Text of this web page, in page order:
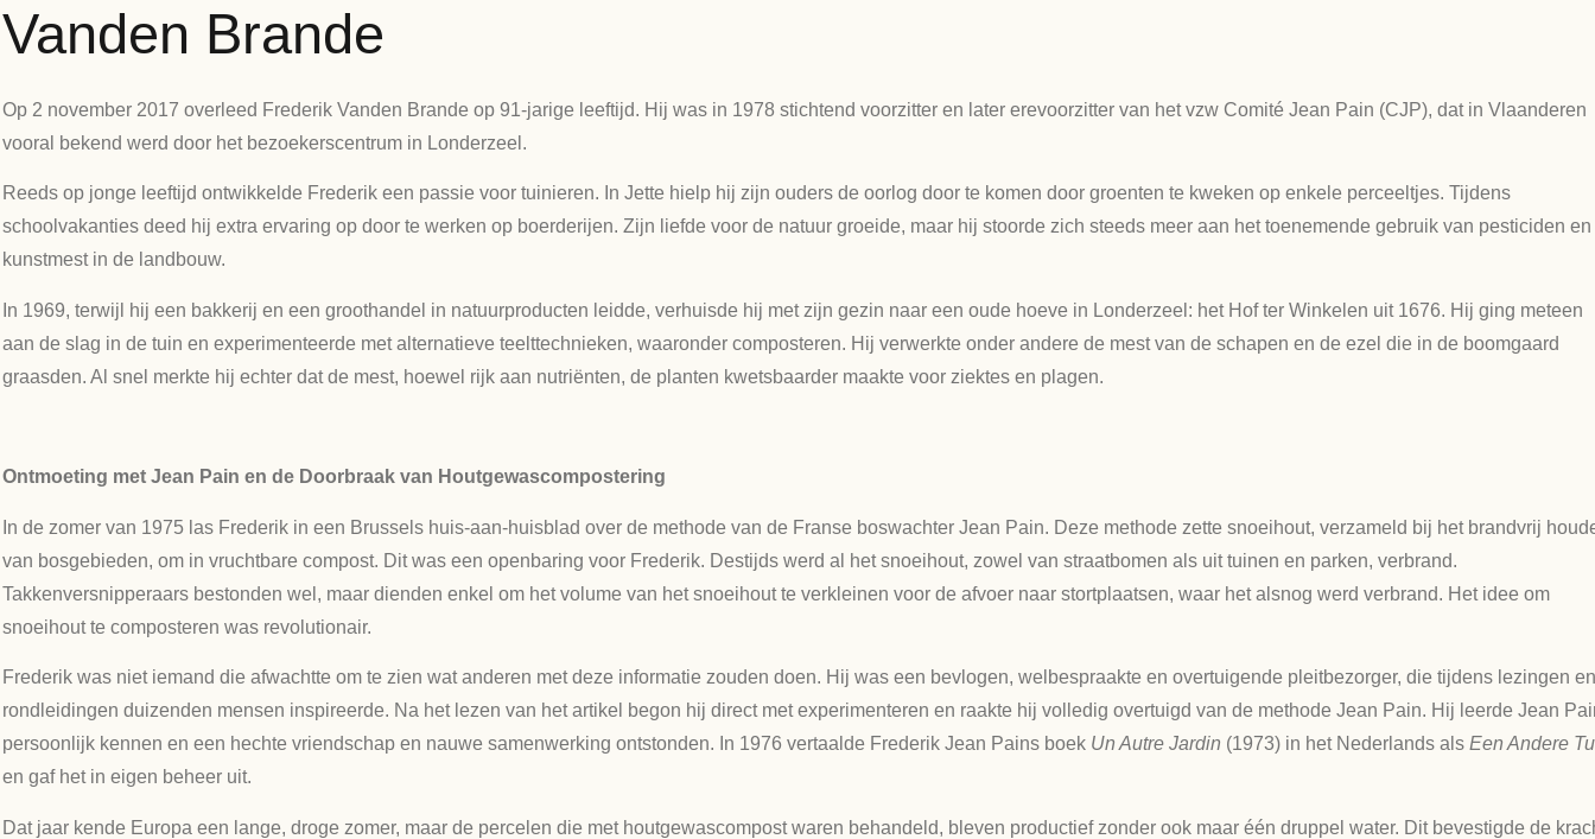
Vanden Brande
Op 2 november 2017 overleed Frederik Vanden Brande op 91-jarige leeftijd. Hij was in 1978 stichtend voorzitter en later erevoorzitter van het vzw Comité Jean Pain (CJP), dat in Vlaanderen
vooral bekend werd door het bezoekerscentrum in Londerzeel.
Reeds op jonge leeftijd ontwikkelde Frederik een passie voor tuinieren. In Jette hielp hij zijn ouders de oorlog door te komen door groenten te kweken op enkele perceeltjes. Tijdens
schoolvakanties deed hij extra ervaring op door te werken op boerderijen. Zijn liefde voor de natuur groeide, maar hij stoorde zich steeds meer aan het toenemende gebruik van pesticiden en
kunstmest in de landbouw.
In 1969, terwijl hij een bakkerij en een groothandel in natuurproducten leidde, verhuisde hij met zijn gezin naar een oude hoeve in Londerzeel: het Hof ter Winkelen uit 1676. Hij ging meteen
aan de slag in de tuin en experimenteerde met alternatieve teelttechnieken, waaronder composteren. Hij verwerkte onder andere de mest van de schapen en de ezel die in de boomgaard
graasden. Al snel merkte hij echter dat de mest, hoewel rijk aan nutriënten, de planten kwetsbaarder maakte voor ziektes en plagen.
Ontmoeting met Jean Pain en de Doorbraak van Houtgewascompostering
In de zomer van 1975 las Frederik in een Brussels huis-aan-huisblad over de methode van de Franse boswachter Jean Pain. Deze methode zette snoeihout, verzameld bij het brandvrij
van bosgebieden, om in vruchtbare compost. Dit was een openbaring voor Frederik. Destijds werd al het snoeihout, zowel van straatbomen als uit tuinen en parken, verbrand.
Takkenversnipperaars bestonden wel, maar dienden enkel om het volume van het snoeihout te verkleinen voor de afvoer naar stortplaatsen, waar het alsnog werd verbrand. Het idee om
snoeihout te composteren was revolutionair.
Frederik was niet iemand die afwachtte om te zien wat anderen met deze informatie zouden doen. Hij was een bevlogen, welbespraakte en overtuigende pleitbezorger, die tijdens lezingen en
rondleidingen duizenden mensen inspireerde. Na het lezen van het artikel begon hij direct met experimenteren en raakte hij volledig overtuigd van de methode Jean Pain. Hij leerde Jean
persoonlijk kennen en een hechte vriendschap en nauwe samenwerking ontstonden. In 1976 vertaalde Frederik Jean Pains boek Un Autre Jardin (1973) in het Nederlands als Een Andere
en gaf het in eigen beheer uit.
Dat jaar kende Europa een lange, droge zomer, maar de percelen die met houtgewascompost waren behandeld, bleven productief zonder ook maar één druppel water. Dit bevestigde de